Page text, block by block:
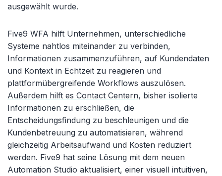
ausgewählt wurde.
Five9 WFA hilft Unternehmen, unterschiedliche
Systeme nahtlos miteinander zu verbinden,
Informationen zusammenzuführen, auf Kundendaten
und Kontext in Echtzeit zu reagieren und
plattformübergreifende Workflows auszulösen.
Außerdem hilft es Contact Centern, bisher isolierte
Informationen zu erschließen, die
Entscheidungsfindung zu beschleunigen und die
Kundenbetreuung zu automatisieren, während
gleichzeitig Arbeitsaufwand und Kosten reduziert
werden. Five9 hat seine Lösung mit dem neuen
Automation Studio aktualisiert, einer visuell intuitiven,